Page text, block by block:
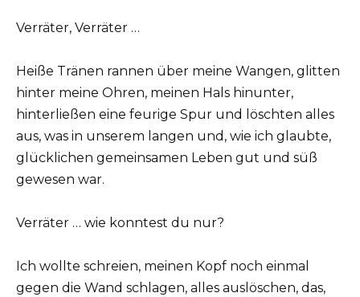
Verräter, Verräter …
Heiße Tränen rannen über meine Wangen, glitten
hinter meine Ohren, meinen Hals hinunter,
hinterließen eine feurige Spur und löschten alles
aus, was in unserem langen und, wie ich glaubte,
glücklichen gemeinsamen Leben gut und süß
gewesen war.
Verräter … wie konntest du nur?
Ich wollte schreien, meinen Kopf noch einmal
gegen die Wand schlagen, alles auslöschen, das,